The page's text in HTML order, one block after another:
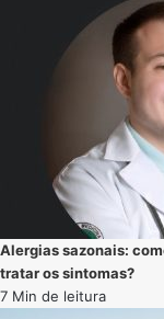
Alergias sazonais:
tratar os sintomas?
7 Min de leitura